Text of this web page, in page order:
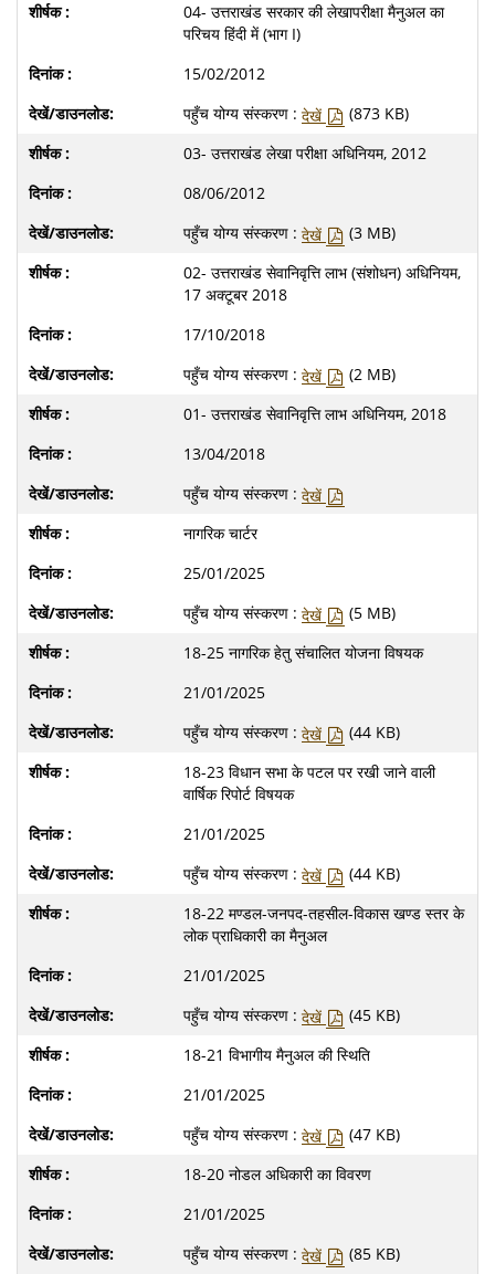
04- उत्तराखंड सरकार की लेखापरीक्षा मैनुअल का
परिचय हिंदी में (भाग I)
15/02/2012
पहुँच योग्य संस्करण : देखें
(873 KB)
03- उत्तराखंड लेखा परीक्षा अधिनियम, 2012
08/06/2012
पहुँच योग्य संस्करण : देखें
(3 MB)
02- उत्तराखंड सेवानिवृत्ति लाभ (संशोधन) अधिनियम,
17 अक्टूबर 2018
17/10/2018
पहुँच योग्य संस्करण : देखें
(2 MB)
01- उत्तराखंड सेवानिवृत्ति लाभ अधिनियम, 2018
13/04/2018
पहुँच योग्य संस्करण : देखें
नागरिक चार्टर
25/01/2025
पहुँच योग्य संस्करण : देखें
(5 MB)
18-25 नागरिक हेतु संचालित योजना विषयक
21/01/2025
पहुँच योग्य संस्करण : देखें
(44 KB)
18-23 विधान सभा के पटल पर रखी जाने वाली
वार्षिक रिपोर्ट विषयक
21/01/2025
पहुँच योग्य संस्करण : देखें
(44 KB)
18-22 मण्‍डल-जनपद-तहसील-विकास खण्‍ड स्‍तर के
लोक प्राधिकारी का मैनुअल
21/01/2025
पहुँच योग्य संस्करण : देखें
(45 KB)
18-21 विभागीय मैनुअल की स्थिति
21/01/2025
पहुँच योग्य संस्करण : देखें
(47 KB)
18-20 नोडल अधिकारी का विवरण
21/01/2025
पहुँच योग्य संस्करण : देखें (85 KB)